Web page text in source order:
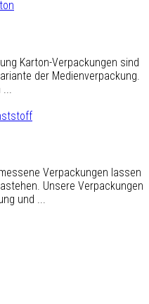
Karton-Verpackungen sind
der Medienverpackung.
Verpackungen lassen
Unsere Verpackungen
und ...